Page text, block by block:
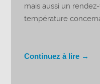
mais aussi un
température
Continuez à lire →